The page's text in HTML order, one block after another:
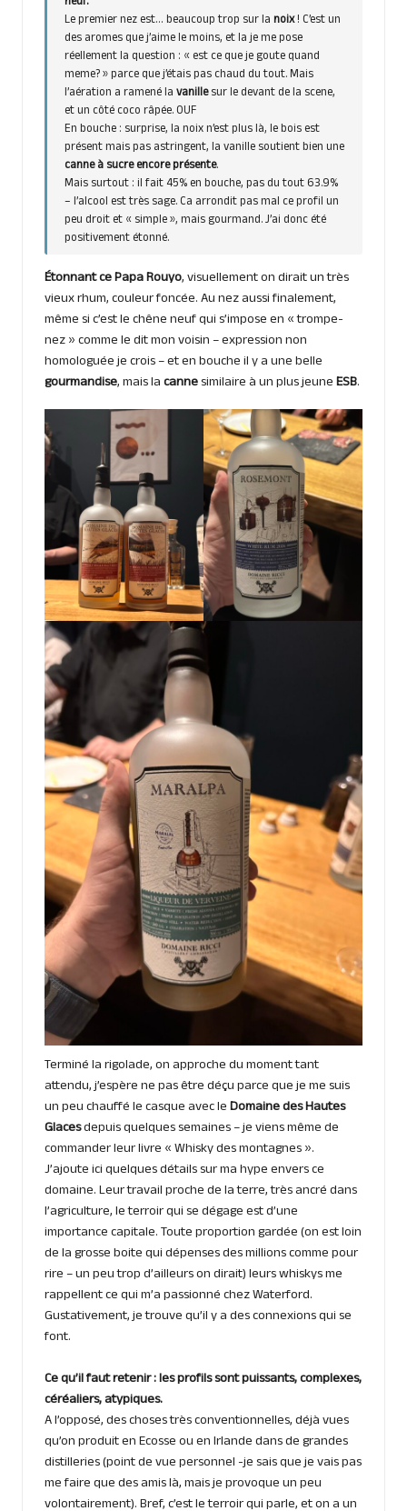
Le premier nez est… beaucoup trop sur lanoix! C’est un
des aromes que j’aime le moins, et la je me pose
réellement la question : « est ce que je goute quand
meme? » parce que j’étais pas chaud du tout. Mais
l’aération a ramené lavanillesur le devant de la scene,
et un côté coco râpée. OUF
En bouche : surprise, la noix n’est plus là, le bois est
présent mais pas astringent, la vanille soutient bien une
canne à sucre encore présente.
Mais surtout : il fait 45% en bouche, pas du tout 63.9%
– l’alcool est très sage. Ca arrondit pas mal ce profil un
peu droit et « simple », mais gourmand. J’ai donc été
positivement étonné.
Étonnant ce Papa Rouyo, visuellement on dirait un très
vieux rhum, couleur foncée. Au nez aussi finalement,
même si c’est le chêne neuf qui s’impose en « trompe-
nez » comme le dit mon voisin – expression non
homologuée je crois – et en bouche il y a une belle
gourmandise, mais lacannesimilaire à un plus jeuneESB.
Terminé la rigolade, on approche du moment tant
attendu, j’espère ne pas être déçu parce que je me suis
un peu chauffé le casque avec leDomaine des Hautes
Glacesdepuis quelques semaines – je viens même de
commander leur livre « Whisky des montagnes ».
J’ajoute ici quelques détails sur ma hype envers ce
domaine. Leur travail proche de la terre, très ancré dans
l’agriculture, le terroir qui se dégage est d’une
importance capitale. Toute proportion gardée (on est loin
de la grosse boite qui dépenses des millions comme pour
rire – un peu trop d’ailleurs on dirait) leurs whiskys me
rappellent ce qui m’a passionné chez Waterford.
Gustativement, je trouve qu’il y a des connexions qui se
font.
Ce qu’il faut retenir : les profils sont puissants, complexes,
céréaliers, atypiques.
A l’opposé, des choses très conventionnelles, déjà vues
qu’on produit en Ecosse ou en Irlande dans de grandes
distilleries (point de vue personnel -je sais que je vais pas
me faire que des amis là, mais je provoque un peu
volontairement). Bref, c’est le terroir qui parle, et on a un